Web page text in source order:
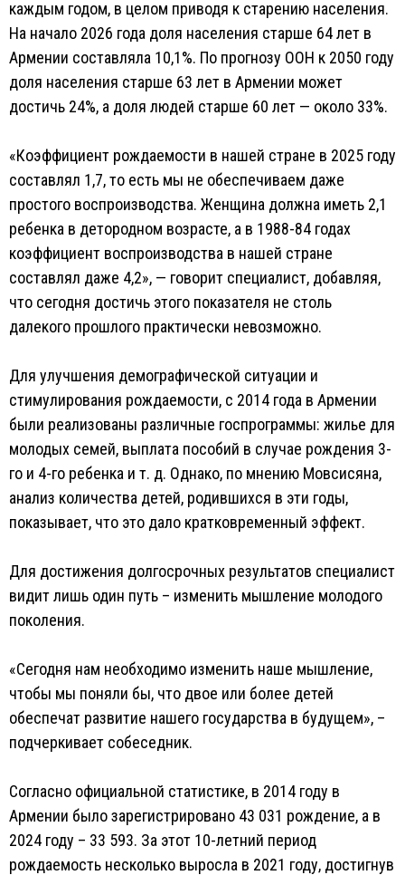
каждым годом, в целом приводя к старению населения.
На начало 2026 года доля населения старше 64 лет в
Армении составляла 10,1%. По прогнозу ООН к 2050 году
доля населения старше 63 лет в Армении может
достичь 24%, а доля людей старше 60 лет — около 33%.
«Коэффициент рождаемости в нашей стране в 2025 году
составлял 1,7, то есть мы не обеспечиваем даже
простого воспроизводства. Женщина должна иметь 2,1
ребенка в детородном возрасте, а в 1988-84 годах
коэффициент воспроизводства в нашей стране
составлял даже 4,2», — говорит специалист, добавляя,
что сегодня достичь этого показателя не столь
далекого прошлого практически невозможно.
Для улучшения демографической ситуации и
стимулирования рождаемости, с 2014 года в Армении
были реализованы различные госпрограммы: жилье для
молодых семей, выплата пособий в случае рождения 3-
го и 4-го ребенка и т. д. Однако, по мнению Мовсисяна,
анализ количества детей, родившихся в эти годы,
показывает, что это дало кратковременный эффект.
Для достижения долгосрочных результатов специалист
видит лишь один путь – изменить мышление молодого
поколения.
«Сегодня нам необходимо изменить наше мышление,
чтобы мы поняли бы, что двое или более детей
обеспечат развитие нашего государства в будущем», –
подчеркивает собеседник.
Согласно официальной статистике, в 2014 году в
Армении было зарегистрировано 43 031 рождение, а в
2024 году – 33 593. За этот 10-летний период
рождаемость несколько выросла в 2021 году, достигнув